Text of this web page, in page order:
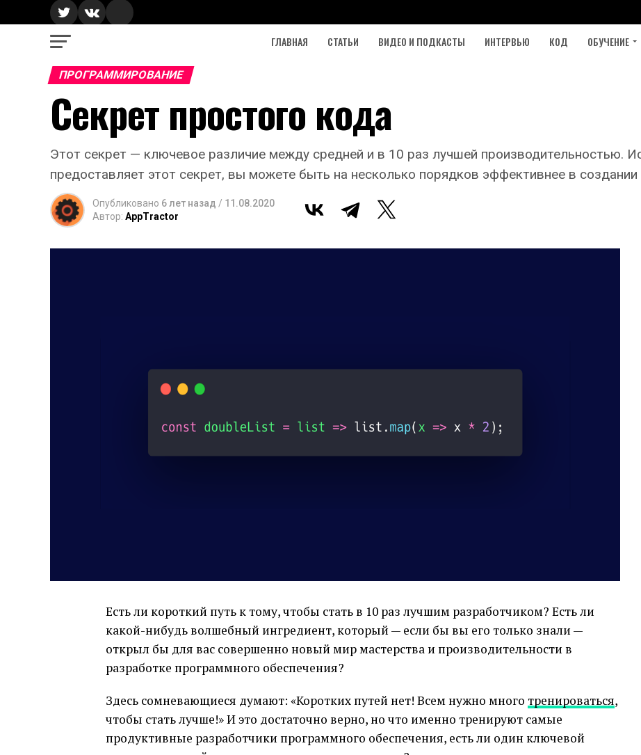
ГЛАВНАЯ СТАТЬИ ВИДЕО И ПОДКАСТЫ ИНТЕРВЬЮ КОД ОБУЧЕНИЕ
ПРОГРАММИРОВАНИЕ
Секрет простого кода
Этот секрет — ключевое различие между средней и в 10 раз лучшей производительностью.
предоставляет этот секрет, вы можете быть на несколько порядков эффективнее в создании
Опубликовано 6 лет назад / 11.08.2020
Автор: AppTractor
Есть ли короткий путь к тому, чтобы стать в 10 раз лучшим разработчиком? Есть ли
какой-нибудь волшебный ингредиент, который — если бы вы его только знали —
открыл бы для вас совершенно новый мир мастерства и производительности в
разработке программного обеспечения?
Здесь сомневающиеся думают: «Коротких путей нет! Всем нужно много тренироваться,
чтобы стать лучше!» И это достаточно верно, но что именно тренируют самые
продуктивные разработчики программного обеспечения, есть ли один ключевой